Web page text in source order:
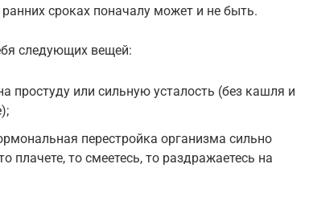
сроках поначалу может и не быть.
следующих вещей:
простуду или сильную усталость (без кашля и
перестройка организма сильно
плачете, то смеетесь, то раздражаетесь на